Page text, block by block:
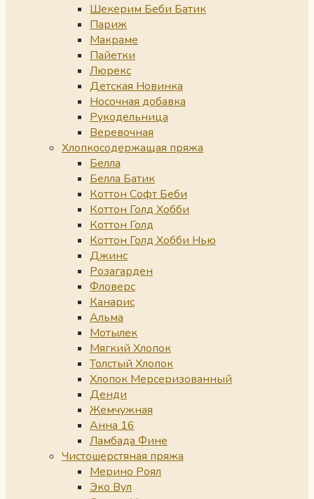
Шекерим Беби Батик
Париж
Макраме
Пайетки
Люрекс
Детская Новинка
Носочная добавка
Рукодельница
Веревочная
Хлопкосодержащая пряжа
Белла
Белла Батик
Коттон Софт Беби
Коттон Голд Хобби
Коттон Голд
Коттон Голд Хобби Нью
Джинс
Розагарден
Фловерс
Канарис
Альма
Мотылек
Мягкий Хлопок
Толстый Хлопок
Хлопок Мерсеризованный
Денди
Жемчужная
Анна 16
Ламбада Фине
Чистошерстяная пряжа
Мерино Роял
Эко Вул